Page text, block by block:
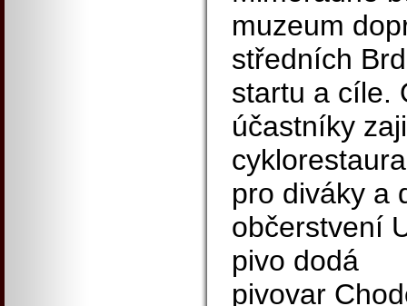
muzeum
středních
startu a cíle.
účastníky
pro diváky a
občerstvení
pivo dodá
pivovar